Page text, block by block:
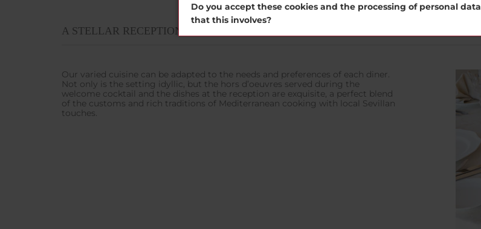
A STELLAR RECEPTION
Our varied cuisine can be adapted to the needs and preferences of each diner.
Not only is the setting idyllic, but the hors d’oeuvres served during the
welcome cocktail and the dishes at the reception are exquisite, a perfect blend
of the customs and rich traditions of Mediterranean cooking with local Sevillan
touches.
Do you accept these cookies and the processing of personal data
that this involves?